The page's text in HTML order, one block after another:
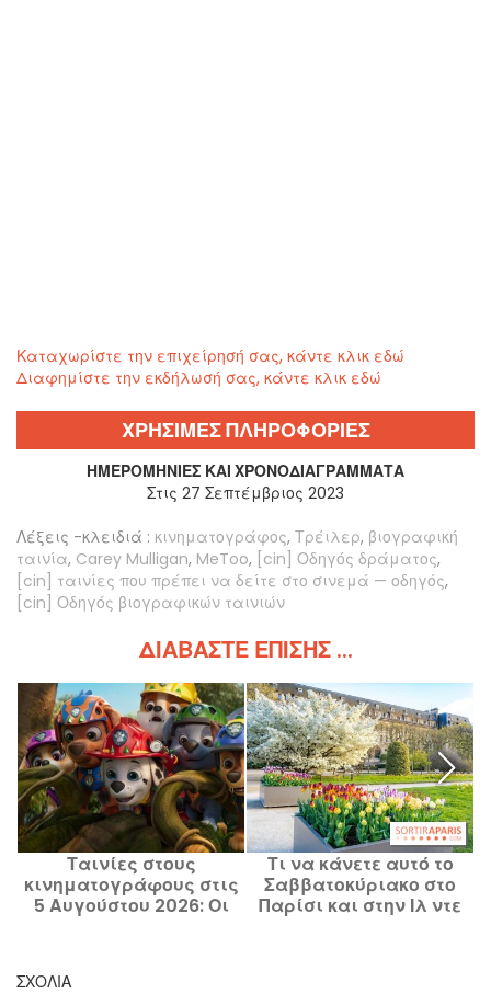
Καταχωρίστε την επιχείρησή σας, κάντε κλικ εδώ
Διαφημίστε την εκδήλωσή σας, κάντε κλικ εδώ
ΧΡΗΣΙΜΕΣ ΠΛΗΡΟΦΟΡΙΕΣ
ΗΜΕΡΟΜΗΝΊΕΣ ΚΑΙ ΧΡΟΝΟΔΙΑΓΡΆΜΜΑΤΑ
Στις 27 Σεπτέμβριος 2023
Λέξεις -κλειδιά : κινηματογράφος, Τρέιλερ, βιογραφική
ταινία, Carey Mulligan, MeToo, [cin] Οδηγός δράματος,
[cin] ταινίες που πρέπει να δείτε στο σινεμά — οδηγός,
[cin] Οδηγός βιογραφικών ταινιών
ΔΙΑΒΆΣΤΕ ΕΠΊΣΗΣ ...
Ταινίες στους
κινηματογράφους στις
5 Αυγούστου 2026: Οι
Τι να κάνετε αυτό το
Σαββατοκύριακο στο
Παρίσι και στην Ιλ ντε
ΣΧΌΛΙΑ